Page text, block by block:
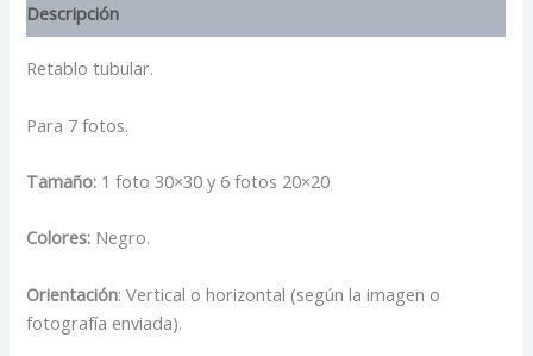
Descripción
Retablo tubular.
Para 7 fotos.
Tamaño: 1 foto 30×30 y 6 fotos 20×20
Colores: Negro.
Orientación: Vertical o horizontal (según la imagen o
fotografía enviada).